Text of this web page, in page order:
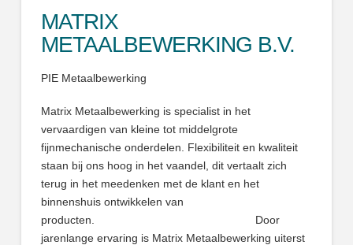
MATRIX
METAALBEWERKING B.V.
PIE Metaalbewerking
Matrix Metaalbewerking is specialist in het
vervaardigen van kleine tot middelgrote
fijnmechanische onderdelen. Flexibiliteit en kwaliteit
staan bij ons hoog in het vaandel, dit vertaalt zich
terug in het meedenken met de klant en het
binnenshuis ontwikkelen van
producten. Door
jarenlange ervaring is Matrix Metaalbewerking uiterst